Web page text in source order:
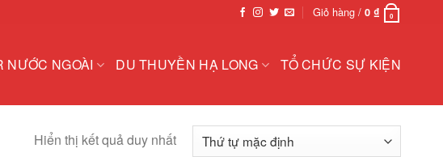
Giỏ hàng / 0 ₫ 0
NƯỚC NGOÀI DU THUYỀN HẠ LONG TỔ CHỨC SỰ KIỆN
Hiển thị kết quả duy nhất